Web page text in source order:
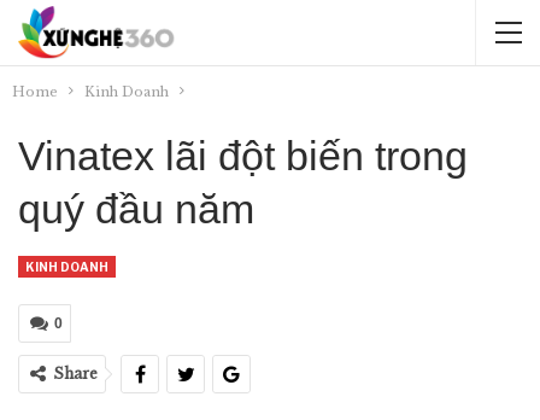
Home Kinh Doanh
Vinatex lãi đột biến trong
quý đầu năm
KINH DOANH
0
Share